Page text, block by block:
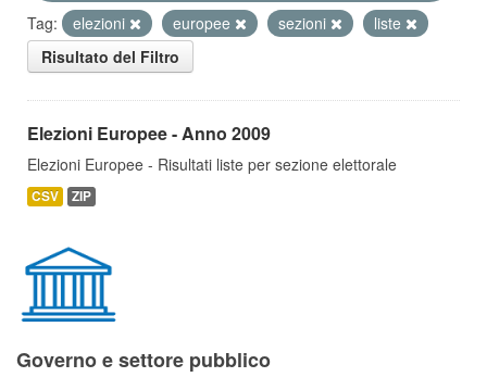
Tag:
elezioni europee sezioni
liste
Risultato del Filtro
Elezioni Europee - Anno 2009
Elezioni Europee - Risultati liste per sezione elettorale
CSV ZIP
Governo e settore pubblico